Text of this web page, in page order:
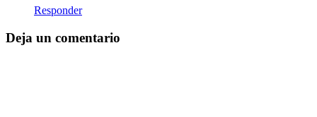
Responder
Deja un comentario